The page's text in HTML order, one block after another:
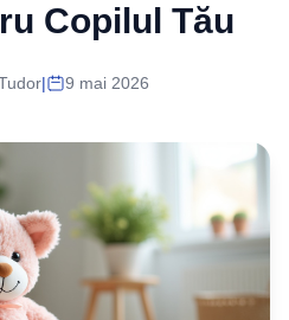
Copilul Tău
| 9 mai 2026